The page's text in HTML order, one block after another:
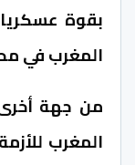
بقوة
المغرب في
من جهة أخرى